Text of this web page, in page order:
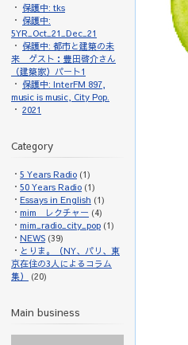
保護中: tks
保護中:
5YR_Oct_21_Dec_21
保護中: 都市と建築の未
来 ゲスト：豊田啓介さん
（建築家）パート1
保護中: InterFM 897,
music is music, City Pop.
2021
Category
5 Years Radio (1)
50 Years Radio (1)
Essays in English (1)
mim レクチャー (4)
mim_radio_city_pop (1)
NEWS (39)
とりま。（NY、パリ、東
京在住の3人によるコラム
集）
(20)
Main business